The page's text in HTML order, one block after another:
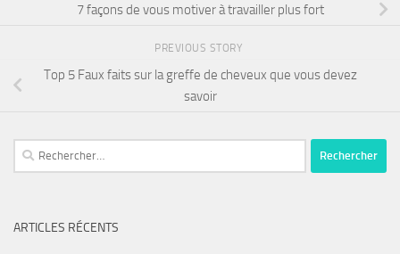
7 façons de vous motiver à travailler plus fort
PREVIOUS STORY
Top 5 Faux faits sur la greffe de cheveux que vous devez
savoir
ARTICLES RÉCENTS